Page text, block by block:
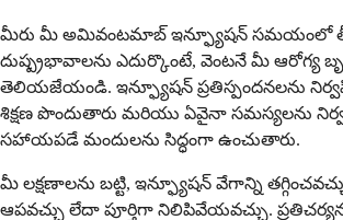
మీరు మీ అమివంటమాబ్ ఇన్ఫ్యూషన్ సమయంలో
దుష్ప్రభావాలను ఎదుర్కొంటే, వెంటనే మీ ఆరోగ్య
తెలియజేయండి. ఇన్ఫ్యూషన్ ప్రతిస్పందనలను
శిక్షణ పొందుతారు మరియు ఏవైనా సమస్యలను
సహాయపడే మందులను సిద్ధంగా ఉంచుతారు.
మీ లక్షణాలను బట్టి, ఇన్ఫ్యూషన్ వేగాన్ని
ఆపవచ్చు లేదా పూర్తిగా నిలిపివేయవచ్చు.